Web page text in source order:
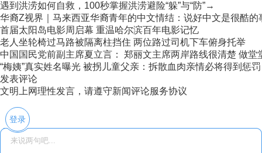
遇到洪涝如何自救，100秒掌握洪涝避险“躲”与“防”→
华裔Z视界｜马来西亚华裔青年的中文情结：说好中文是很酷的
首届太阳岛电影周启幕 重温哈尔滨百年电影记忆
老人坐轮椅过马路被隔离柱挡住 两位路过司机下车俯身托举
中国国民党前副主席夏立言： 郑丽文主席两岸路线很清楚 做堂
“梅姨”真实姓名曝光 被拐儿童父亲：拆散血肉亲情必将得到惩罚
发表评论
文明上网理性发言，请遵守新闻评论服务协议
登录